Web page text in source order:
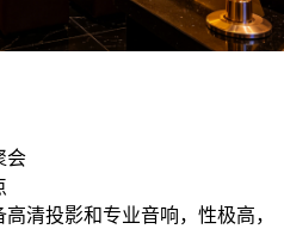
会
清投影和专业音响，性极高，